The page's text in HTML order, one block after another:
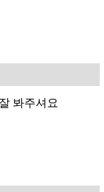
봐주셔요